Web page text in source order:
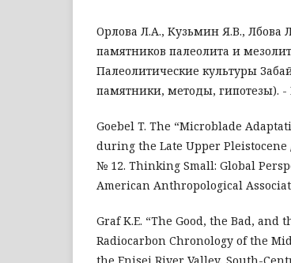
Орлова Л.А., Кузьмин Я.В., Лбова
памятников палеолита и
Палеолитические культуры
памятники, методы, гипотезы). -
Goebel T. The “Microblade
during the Late Upper Pleistocene
№ 12. Thinking Small: Global
American Anthropological
Graf K.E. “The Good, the Bad, and
Radiocarbon Chronology of the